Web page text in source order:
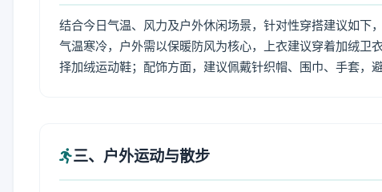
结合今日气温、风力及户外休闲场景，针对性穿搭建议如下
气温寒冷，户外需以保暖防风为核心，上衣建议穿着加绒卫
择加绒运动鞋；配饰方面，建议佩戴针织帽、围巾、手套，
三、户外运动与散步